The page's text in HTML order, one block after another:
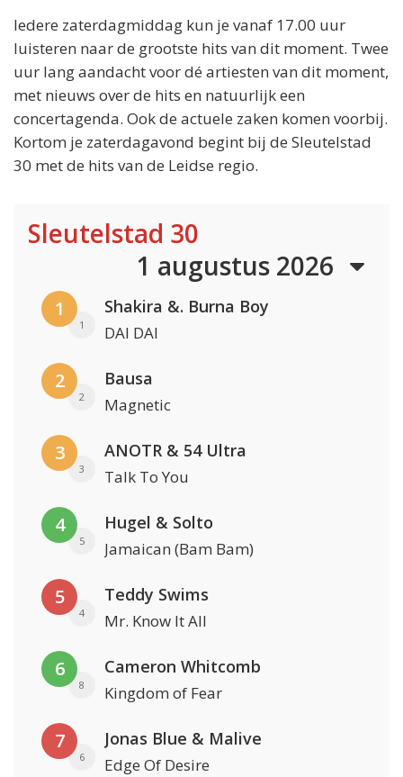
Iedere zaterdagmiddag kun je vanaf 17.00 uur
luisteren naar de grootste hits van dit moment. Twee
uur lang aandacht voor dé artiesten van dit moment,
met nieuws over de hits en natuurlijk een
concertagenda. Ook de actuele zaken komen voorbij.
Kortom je zaterdagavond begint bij de Sleutelstad
30 met de hits van de Leidse regio.
Sleutelstad 30
1 augustus 2026
1
1
Shakira &. Burna Boy
DAI DAI
2
2
Bausa
Magnetic
3
3
ANOTR & 54 Ultra
Talk To You
4
5
Hugel & Solto
Jamaican (Bam Bam)
5
4
Teddy Swims
Mr. Know It All
6
8
Cameron Whitcomb
Kingdom of Fear
7
6
Jonas Blue & Malive
Edge Of Desire